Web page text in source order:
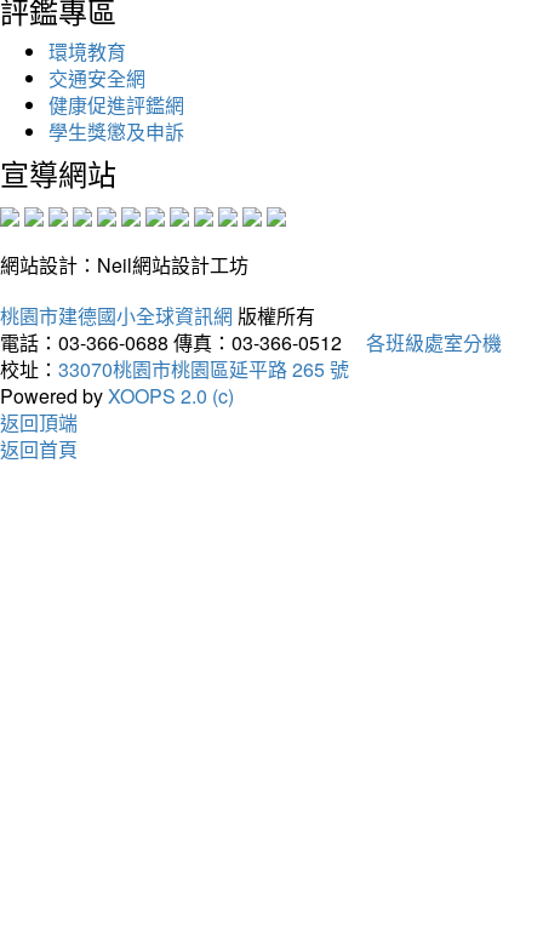
評鑑專區
環境教育
交通安全網
健康促進評鑑網
學生獎懲及申訴
宣導網站
網站設計：Neil網站設計工坊
桃園市建德國小全球資訊網 版權所有
電話：03-366-0688 傳真：03-366-0512
各班級處室分機
校址： 33070桃園市桃園區延平路 265 號
Powered byXOOPS 2.0 (c)
返回頂端
返回首頁